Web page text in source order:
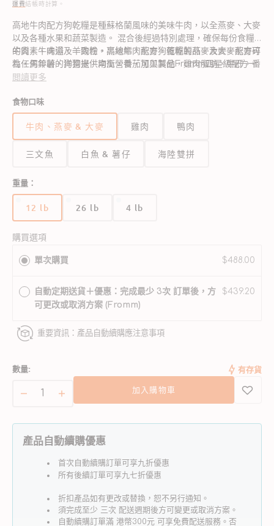
運費結帳時計算。
高地牛肉配方狗乾糧是種蘇格蘭風味的美味牛肉，以全燕麥、大麥
以及各種水果和蔬菜製造。 混合後經過特別處理，確保每份食糧
的質素、味道及一致性。高地牛肉配方狗乾糧的燕麥及大麥配方可
為任何年齡的狗狗提供均衡營養，可與其他Fromm四星級配方一
起食用。
牛肉，牛肉湯，羊肉粉，黑線鱈，燕麥，蛋乾製品，大麥，燕麥碎
粒，馬鈴薯，洋薏米，南瓜，番茄加工製品，雞肉脂肪，牛肝，番
薯，三文魚油，雞肉，芝士， 雞肝，亞麻籽，芹菜，紅蘿蔔，蘋
酸（防腐劑），小紅莓，絲蘭提取物，牛磺酸，藍莓，亞硒酸鈉，
益生菌。
營養分析
粗脂肪（最少）
粗纖維（最大）
水分（最大）
閲讀更多
食物口味
牛肉、燕麥 & 大麥 雞肉 鴨肉
三文魚 白魚 & 薯仔 海陸雙拼
重量：
12 lb
版
已
完
無
法
用
26 lb
版
無
法
用
4 lb
版
無
法
用
購買選項
單次購買 $488.00
自動定期送貨＋優惠：完成最少 3次 訂單後，方
可更改或取消方案 (Fromm)
$439.20
重要資訊：產品自動續購應注意事項
數量:
牛
肉、
牛
肉、
燕
麥
和
大
有存貨
加入購物車
產品自動續購優惠
首次自動續購訂單可享九折優惠
所有後續訂單可享九七折優惠
折扣產品如有更改或替換，恕不另行通知。
須完成至少 三次 配送週期後方可變更或取消方案。
自動續購訂單滿 港幣300元 可享免費配送服務。否